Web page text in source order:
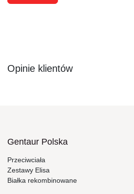
Opinie klientów
Gentaur Polska
Przeciwciała
Zestawy Elisa
Białka rekombinowane